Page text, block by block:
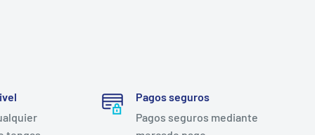
Pagos seguros
Pagos seguros mediante